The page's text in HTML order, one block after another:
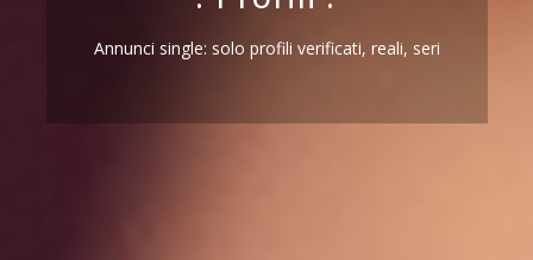
Annunci single: solo profili verificati, reali, seri